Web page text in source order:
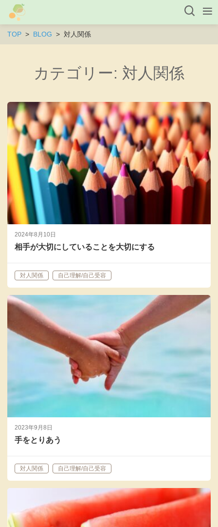
TOP BLOG 対人関係
カテゴリー: 対人関係
2024年8月10日
相手が大切にしていることを大切にする
対人関係 自己理解/自己受容
2023年9月8日
手をとりあう
対人関係 自己理解/自己受容